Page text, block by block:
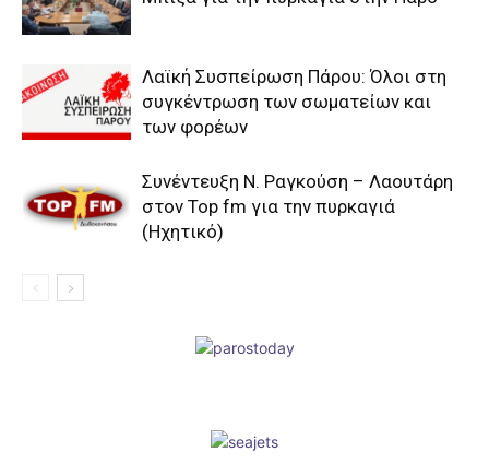
Λαϊκή Συσπείρωση Πάρου: Όλοι στη
συγκέντρωση των σωματείων και
των φορέων
Συνέντευξη Ν. Ραγκούση – Λαουτάρη
στον Top fm για την πυρκαγιά
(Ηχητικό)